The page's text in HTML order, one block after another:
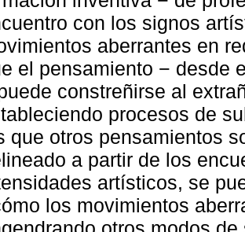
con los signos
aberrantes en
el pensamiento − desde
constreñirse al
procesos de
que otros pensamientos
a partir de los
artísticos, se
los movimientos